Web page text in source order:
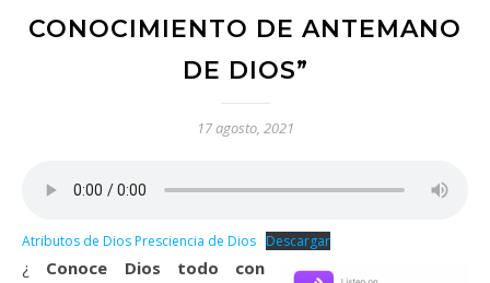
CONOCIMIENTO DE ANTEMANO
DE DIOS”
17 agosto, 2021
Atributos de Dios Presciencia de Dios Descargar
¿ Conoce Dios todo con